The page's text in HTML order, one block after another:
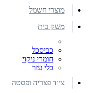
מוצרי חשמל
משק בית
כביסכל
חומרי ניקוי
כלי עזר
ציוד פצריה ופסטה